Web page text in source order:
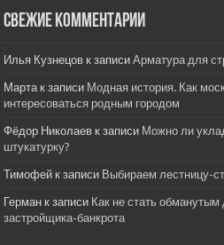
Свежие комментарии
Илья Кузнецов к записиАрматура для
Мартак записи Модная история. Как
интересоваться родным городом
Фёдор Николаев к записи Можно ли
штукатурку?
Тимофей к записи Выбираем лестницу-
Герман к записи Как не стать
застройщика-банкрота